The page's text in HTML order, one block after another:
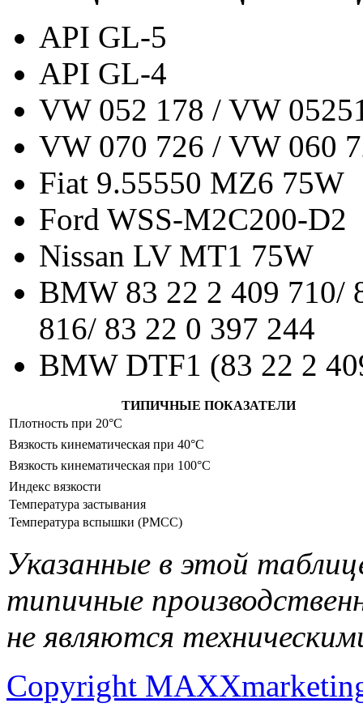
API GL-5
API GL-4
VW 052 178 / VW
VW 070 726 / VW 060
Fiat 9.55550 MZ6 75W
Ford WSS-M2C200-D2
Nissan LV MT1 75W
BMW 83 22 2 409 710/
816/ 83 22 0 397 244
BMW DTF1 (83 22 2
ТИПИЧНЫЕ ПОКАЗАТЕЛИ
Плотность при 20°C
Вязкость кинематическая при 40°C
Вязкость кинематическая при 100°C
Индекс вязкости
Температура застывания
Температура вспышки (PMCC)
Указанные в этой
типичные
не являются
Copyright